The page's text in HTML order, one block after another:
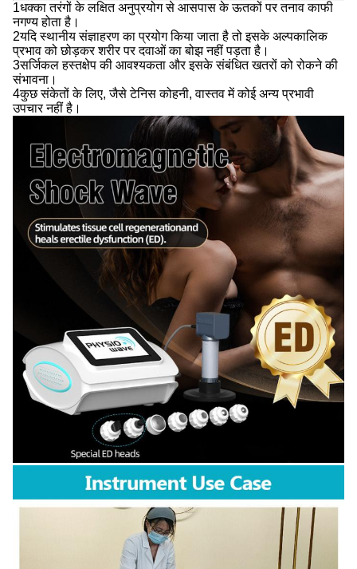
1धक्का तरंगों के लक्षित अनुप्रयोग से आसपास के ऊतकों पर तनाव काफी
नगण्य होता है।
2यदि स्थानीय संज्ञाहरण का प्रयोग किया जाता है तो इसके अल्पकालिक
प्रभाव को छोड़कर शरीर पर दवाओं का बोझ नहीं पड़ता है।
3सर्जिकल हस्तक्षेप की आवश्यकता और इसके संबंधित खतरों को रोकने की
संभावना।
4कुछ संकेतों के लिए, जैसे टेनिस कोहनी, वास्तव में कोई अन्य प्रभावी
उपचार नहीं है।